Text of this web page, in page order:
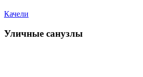
Качели
Уличные санузлы